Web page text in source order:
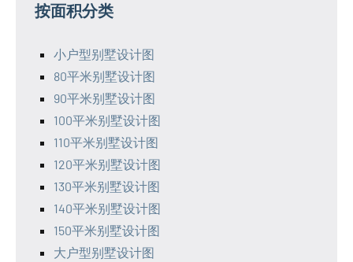
按面积分类
小户型别墅设计图
80平米别墅设计图
90平米别墅设计图
100平米别墅设计图
110平米别墅设计图
120平米别墅设计图
130平米别墅设计图
140平米别墅设计图
150平米别墅设计图
大户型别墅设计图